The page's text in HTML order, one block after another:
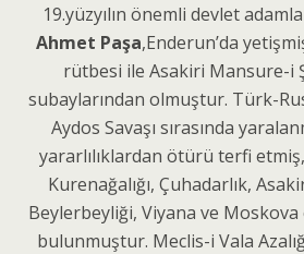
19.yüzyılın önemli devlet
Ahmet Paşa,Enderun’da
rütbesi ile Asakiri Mansure-i
subaylarından olmuştur. Türk-Rus
Aydos Savaşı sırasında
yararlılıklardan ötürü terfi
Kurenağalığı, Çuhadarlık,
Beylerbeyliği, Viyana ve
bulunmuştur. Meclis-i Vala